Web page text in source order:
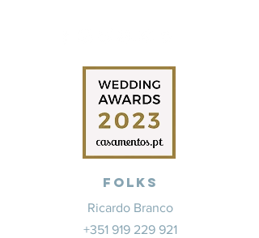
Folks
Ricardo Branco
+351 919 229 921